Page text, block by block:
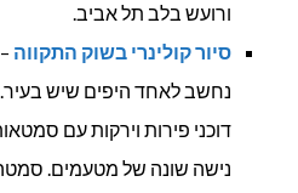
ורועש בלב תל אביב.
סיור קולינרי בשוק התקווה
נחשב לאחד היפים שיש
דוכני פירות וירקות עם
נישה שונה של מטעמים. סמטה